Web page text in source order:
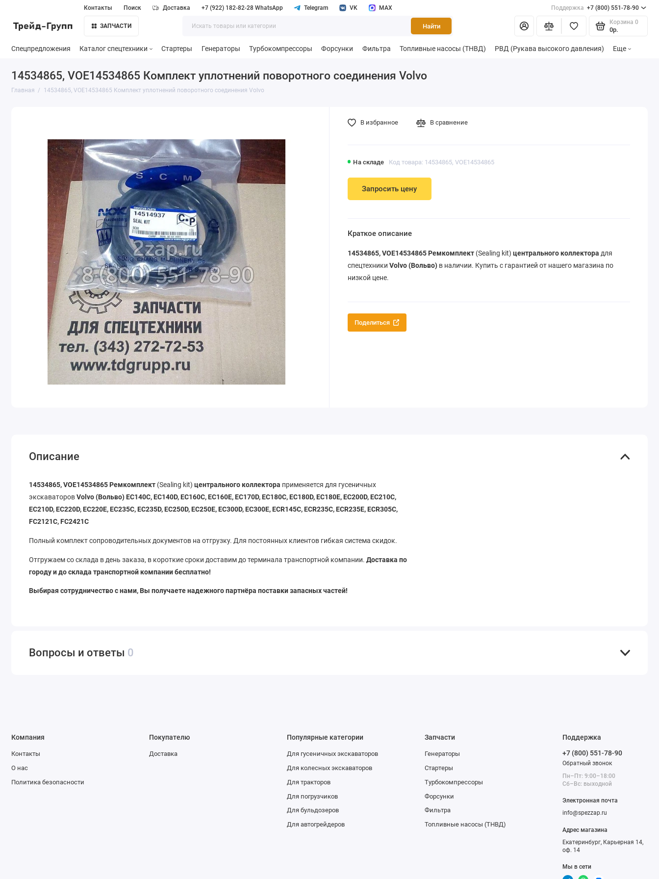
Контакты Поиск Доставка +7 (922) 182-82-28 WhatsApp Telegram VK MAX Поддержка +7 (800) 551-78-90
ЗАПЧАСТИ Найти
Корзина 0
0р.
Спецпредложения Каталог спецтехники Стартеры Генераторы Турбокомпрессоры Форсунки Фильтра Топливные насосы (ТНВД) РВД (Рукава высокого давления) Еще
14534865, VOE14534865 Комплект уплотнений поворотного соединения Volvo
Главная 14534865, VOE14534865 Комплект уплотнений поворотного соединения Volvo
На складе Код товара: 14534865, VOE14534865
Запросить цену
В избранное В сравнение
Краткое описание
14534865, VOE14534865 Ремкомплект (Sealing kit) центрального коллектора для
спецтехники Volvo (Вольво)в наличии. Купить с гарантией от нашего магазина по
низкой цене.
Поделиться
Описание
14534865, VOE14534865 Ремкомплект (Sealing kit) центрального коллектора применяется для гусеничных
экскаваторовVolvo (Вольво) EC140C, EC140D, EC160C, EC160E, EC170D, EC180C, EC180D, EC180E, EC200D, EC210C,
EC210D, EC220D, EC220E, EC235C, EC235D, EC250D, EC250E, EC300D, EC300E, ECR145C, ECR235C, ECR235E, ECR305C,
FC2121C, FC2421C
Полный комплект сопроводительных документов на отгрузку. Для постоянных клиентов гибкая система скидок.
Отгружаем со склада в день заказа, в короткие сроки доставим до терминала транспортной компании.Доставка по
городу и до склада транспортной компании бесплатно!
Выбирая сотрудничество с нами, Вы получаете надежного партнёра поставки запасных частей!
Вопросы и ответы 0
Компания
Контакты
О нас
Политика безопасности
Покупателю
Доставка
Популярные категории
Для гусеничных экскаваторов
Для колесных экскаваторов
Для тракторов
Для погрузчиков
Для бульдозеров
Для автогрейдеров
Запчасти
Генераторы
Стартеры
Турбокомпрессоры
Форсунки
Фильтра
Топливные насосы (ТНВД)
Поддержка
+7 (800) 551-78-90
Обратный звонок
Пн–Пт: 9:00–18:00
Сб–Вс: выходной
Электронная почта
info@spezzap.ru
Адрес магазина
Екатеринбург, Карьерная 14,
оф. 14
Мы в сети